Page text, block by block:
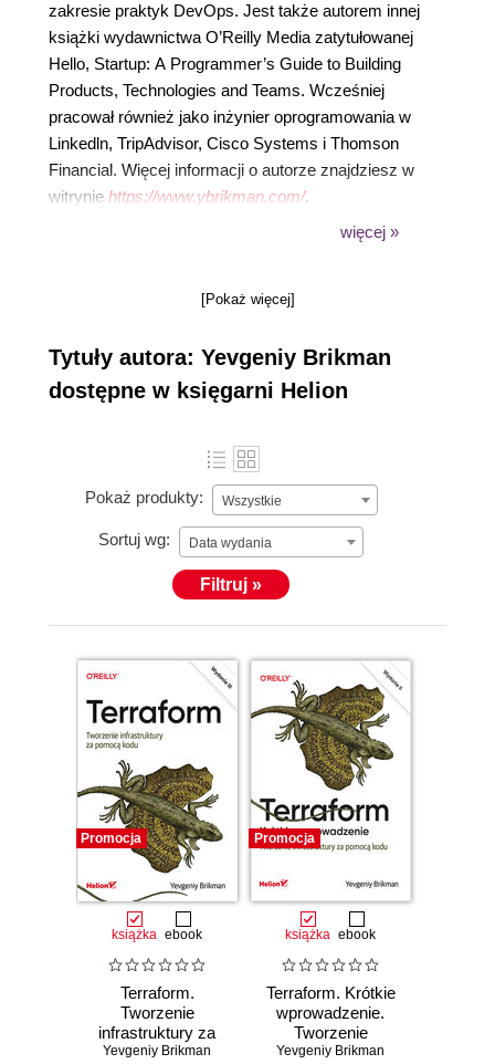
zakresie praktyk DevOps. Jest także autorem innej
książki wydawnictwa O’Reilly Media zatytułowanej
Hello, Startup: A Programmer’s Guide to Building
Products, Technologies and Teams. Wcześniej
pracował również jako inżynier oprogramowania w
Linkedln, TripAdvisor, Cisco Systems i Thomson
Financial. Więcej informacji o autorze znajdziesz w
witrynie https://www.ybrikman.com/.
więcej »
[Pokaż więcej]
Tytuły autora: Yevgeniy Brikman
dostępne w księgarni Helion
Pokaż produkty: Wszystkie
Sortuj wg: Data wydania
Filtruj »
Promocja
książka ebook
Terraform.
Tworzenie
infrastruktury za
pomocą kodu.
Yevgeniy Brikman
Promocja
książka ebook
Terraform. Krótkie
wprowadzenie.
Tworzenie
infrastruktury za
Yevgeniy Brikman